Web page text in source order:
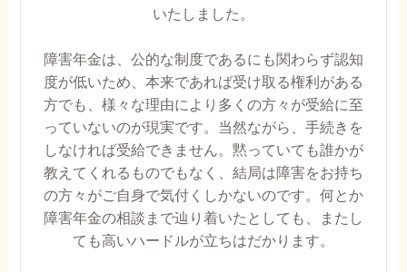
いたしました。
障害年金は、公的な制度であるにも関わらず認知
度が低いため、本来であれば受け取る権利がある
方でも、様々な理由により多くの方々が受給に至
っていないのが現実です。当然ながら、手続きを
しなければ受給できません。黙っていても誰かが
教えてくれるものでもなく、結局は障害をお持ち
の方々がご自身で気付くしかないのです。何とか
障害年金の相談まで辿り着いたとしても、またし
ても高いハードルが立ちはだかります。